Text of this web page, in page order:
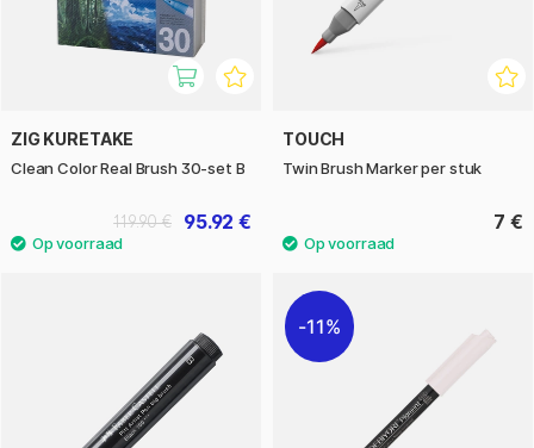
ZIG KURETAKE
Clean Color Real Brush 30-set B
95.92 €
119.90 €
TOUCH
Twin Brush Marker per stuk
7 €
11%